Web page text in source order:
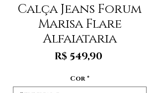
Calça Jeans Forum
Marisa Flare
Alfaiataria
R$ 549,90
Cor *